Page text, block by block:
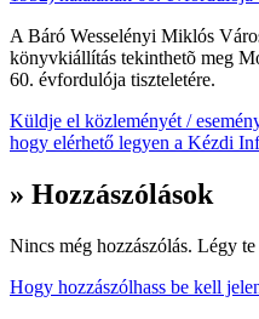
A Báró Wesselényi Miklós
könyvkiállítás tekinthetõ meg
60. évfordulója tiszteletére.
Küldje el közleményét /
hogy elérhető legyen a Kézdi
» Hozzászólások
Nincs még hozzászólás. Légy te
Hogy hozzászólhass be kell